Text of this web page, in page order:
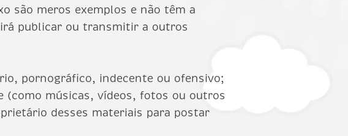
são meros exemplos e não têm a
publicar ou transmitir a outros
pornográfico, indecente ou ofensivo;
músicas, vídeos, fotos ou outros
desses materiais para postar